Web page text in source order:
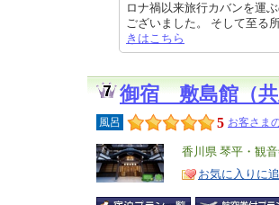
ロナ禍以来旅行カバンを運
ございました。 そして至
きはこちら
御宿 敷島館（
風呂 5 お客さま
エ
リ
香川県 琴平・観
特 お気に入りに